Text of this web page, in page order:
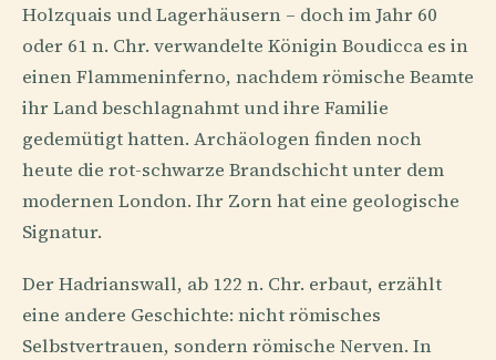
Holzquais und Lagerhäusern – doch im Jahr 60
oder 61 n. Chr. verwandelte Königin Boudicca es in
einen Flammeninferno, nachdem römische Beamte
ihr Land beschlagnahmt und ihre Familie
gedemütigt hatten. Archäologen finden noch
heute die rot-schwarze Brandschicht unter dem
modernen London. Ihr Zorn hat eine geologische
Signatur.
Der Hadrianswall, ab 122 n. Chr. erbaut, erzählt
eine andere Geschichte: nicht römisches
Selbstvertrauen, sondern römische Nerven. In